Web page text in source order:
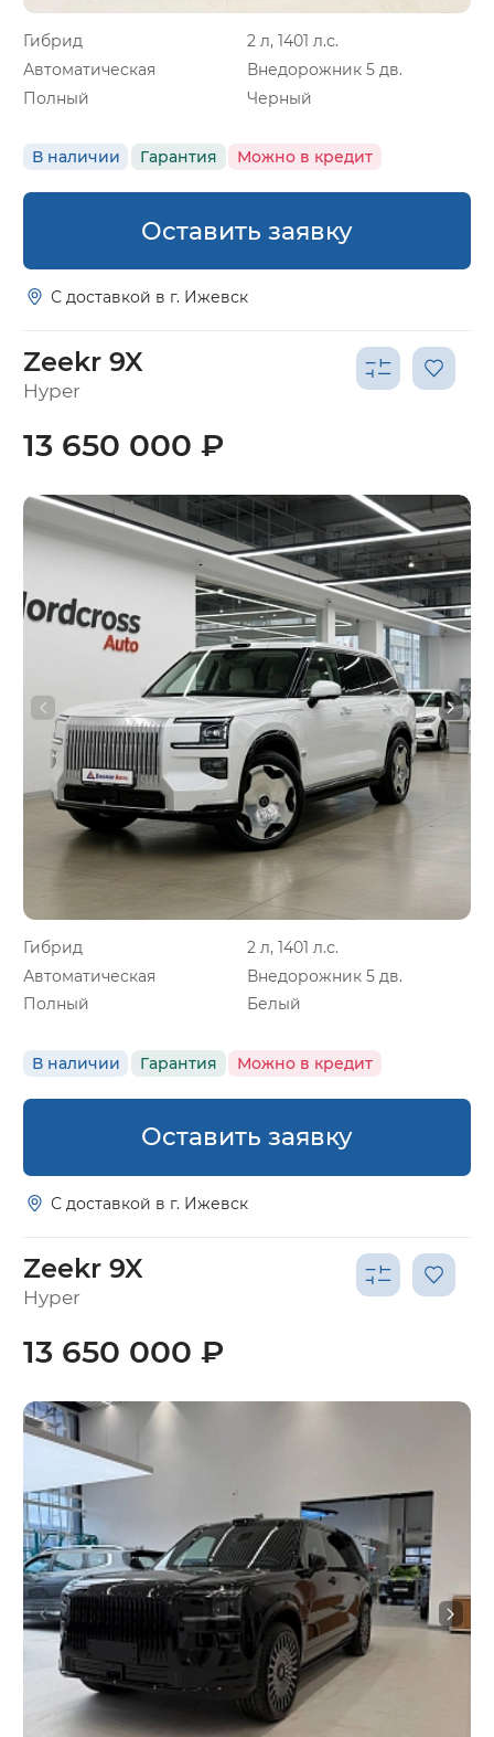
Гибрид
2 л, 1401 л.с.
Автоматическая
Внедорожник 5 дв.
Полный
Черный
В наличии Гарантия Можно в кредит
Оставить заявку
С доставкой в г. Ижевск
Zeekr 9X
Hyper
Гибрид
2 л, 1401 л.с.
Автоматическая
Внедорожник 5 дв.
Полный
Белый
В наличии Гарантия Можно в кредит
13 650 000 ₽
Оставить заявку
С доставкой в г. Ижевск
Zeekr 9X
Hyper
13 650 000 ₽